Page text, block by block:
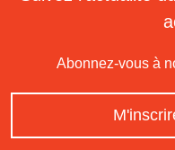
Abonnez-vous à